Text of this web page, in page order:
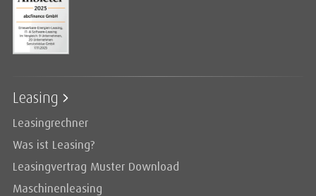
Leasing
Leasingrechner
Was ist Leasing?
Leasingvertrag Muster Download
Maschinenleasing